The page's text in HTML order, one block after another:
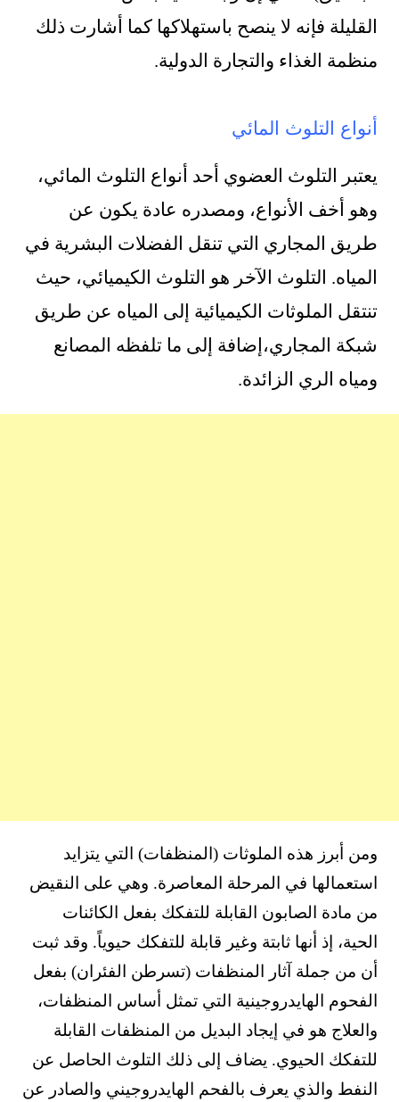
القليلة فإنه لا ينصح باستهلاكها كما أشارت ذلك
منظمة الغذاء والتجارة الدولية.
أنواع التلوث المائي
يعتبر التلوث العضوي أحد أنواع التلوث المائي،
وهو أخف الأنواع، ومصدره عادة يكون عن
طريق المجاري التي تنقل الفضلات البشرية في
المياه. التلوث الآخر هو التلوث الكيميائي، حيث
تنتقل الملوثات الكيميائية إلى المياه عن طريق
شبكة المجاري،إضافة إلى ما تلفظه المصانع
ومياه الري الزائدة.
ومن أبرز هذه الملوثات (المنظفات) التي يتزايد
استعمالها في المرحلة المعاصرة. وهي على النقيض
من مادة الصابون القابلة للتفكك بفعل الكائنات
الحية، إذ أنها ثابتة وغير قابلة للتفكك حيوياً. وقد ثبت
أن من جملة آثار المنظفات (تسرطن الفئران) بفعل
الفحوم الهايدروجينية التي تمثل أساس المنظفات،
والعلاج هو في إيجاد البديل من المنظفات القابلة
للتفكك الحيوي. يضاف إلى ذلك التلوث الحاصل عن
النفط والذي يعرف بالفحم الهايدروجيني والصادر عن